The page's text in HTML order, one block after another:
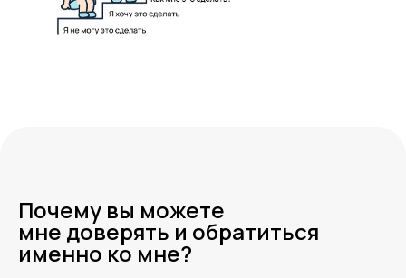
Почему вы можете
мне доверять и обратиться
именно ко мне?